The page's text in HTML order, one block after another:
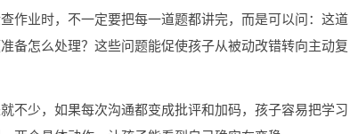
作业时，不一定要把每一道题都讲完，而是可以问：这道
备怎么处理？这些问题能促使孩子从被动改错转向主动复
不少，如果每次沟通都变成批评和加码，孩子容易把学习